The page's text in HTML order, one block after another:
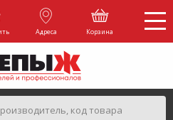
Адреса Корзина